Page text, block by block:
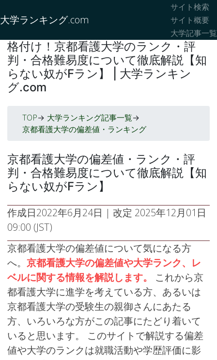
大学ランキング.com
サイト検索
サイト概要
大学記事一覧
格付け！京都看護大学のランク・評
判・合格難易度について徹底解説【知
らない奴がFラン】 | 大学ランキン
グ.com
TOP-> 大学ランキング記事一覧->
京都看護大学の偏差値・ランキング
京都看護大学の偏差値・ランク・評
判・合格難易度について徹底解説【知
らない奴がFラン】
作成日2022年6月24日 | 改定 2025年12月01日
09:00 (JST)
京都看護大学の偏差値について気になる方
へ。 京都看護大学の偏差値や大学ランク、レ
ベルに関する情報を解説します。
これから京
都看護大学に進学を考えている方、あるいは
京都看護大学の受験生の親御さんにあたる
方、いろいろな方がこの記事にたどり着いて
いると思います。 このサイトで解説する偏差
値や大学のランクは就職活動や学歴評価に影